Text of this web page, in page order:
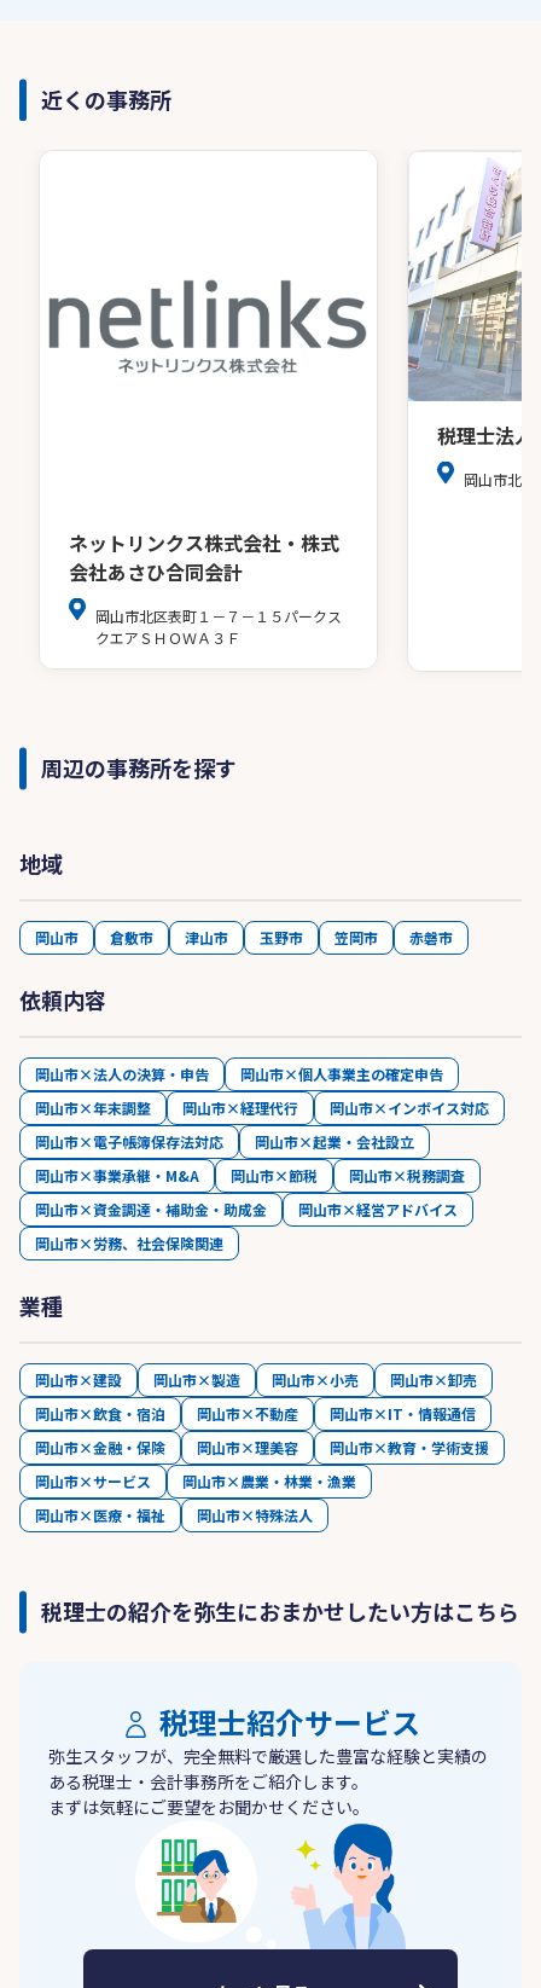
近くの事務所
ネットリンクス株式会社・株式
会社あさひ合同会計
岡山市北区表町１－７－１５パークス
クエアＳＨＯＷＡ３Ｆ
税理士法人
岡山市北
周辺の事務所を探す
地域
岡山市 倉敷市 津山市 玉野市 笠岡市 赤磐市
依頼内容
岡山市×法人の決算・申告
岡山市×個人事業主の確定申告
岡山市×年末調整
岡山市×経理代行
岡山市×インボイス対応
岡山市×電子帳簿保存法対応
岡山市×起業・会社設立
岡山市×事業承継・M&A
岡山市×節税
岡山市×税務調査
岡山市×資金調達・補助金・助成金
岡山市×経営アドバイス
岡山市×労務、社会保険関連
業種
岡山市×建設 岡山市×製造 岡山市×小売
岡山市×卸売
岡山市×飲食・宿泊
岡山市×不動産
岡山市×IT・情報通信
岡山市×金融・保険
岡山市×理美容
岡山市×教育・学術支援
岡山市×サービス
岡山市×農業・林業・漁業
岡山市×医療・福祉
岡山市×特殊法人
税理士の紹介を弥生におまかせしたい方はこちら
税理士紹介サービス
弥生スタッフが、完全無料で厳選した豊富な経験と実績の
ある税理士・会計事務所をご紹介します。
まずは気軽にご要望をお聞かせください。